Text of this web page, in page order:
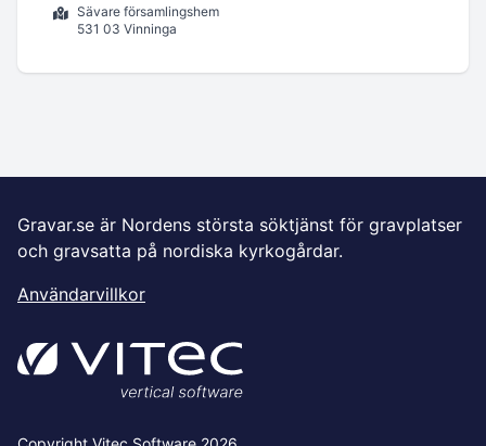
Sävare församlingshem
531 03 Vinninga
Gravar.se är Nordens största söktjänst för gravplatser
och gravsatta på nordiska kyrkogårdar.
Användarvillkor